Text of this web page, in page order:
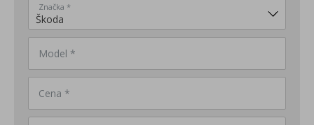
Značka *
Model *
Cena *